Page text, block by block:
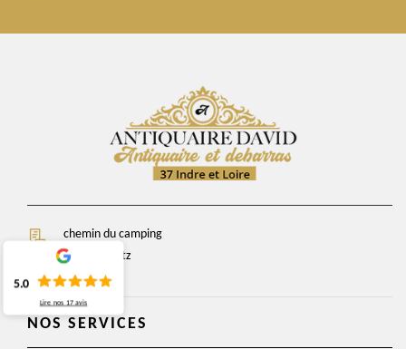
chemin du camping
37270 Veretz
NOS SERVICES
5.0
Lire nos 17 avis